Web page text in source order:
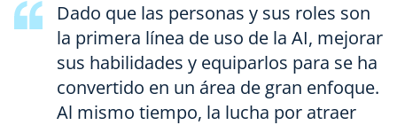
Dado que las personas y sus roles son
la primera línea de uso de la AI, mejorar
sus habilidades y equiparlos para se ha
convertido en un área de gran enfoque.
Al mismo tiempo, la lucha por atraer